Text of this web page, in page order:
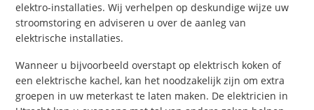
elektro-installaties. Wij verhelpen op deskundige wijze uw
stroomstoring en adviseren u over de aanleg van
elektrische installaties.
Wanneer u bijvoorbeeld overstapt op elektrisch koken of
een elektrische kachel, kan het noodzakelijk zijn om extra
groepen in uw meterkast te laten maken. De elektricien in